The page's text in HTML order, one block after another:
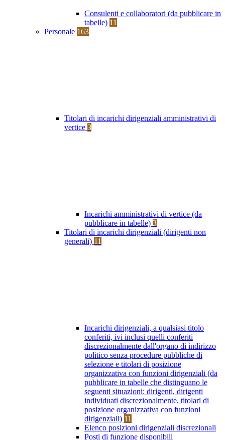
Consulenti e collaboratori (da pubblicare in
tabelle) 11
Personale 163
Titolari di incarichi dirigenziali amministrativi di
vertice 3
Incarichi amministrativi di vertice (da
pubblicare in tabelle) 3
Titolari di incarichi dirigenziali (dirigenti non
generali) 11
Incarichi dirigenziali, a qualsiasi titolo
conferiti, ivi inclusi quelli conferiti
discrezionalmente dall'organo di indirizzo
politico senza procedure pubbliche di
selezione e titolari di posizione
organizzativa con funzioni dirigenziali (da
pubblicare in tabelle che distinguano le
seguenti situazioni: dirigenti, dirigenti
individuati discrezionalmente, titolari di
posizione organizzativa con funzioni
dirigenziali) 11
Elenco posizioni dirigenziali discrezionali
Posti di funzione disponibili